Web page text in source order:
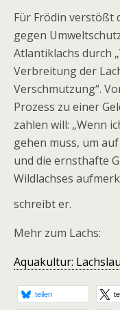
Für Frödin verstößt
gegen
Atlantiklachs durch
Verbreitung der
Verschmutzung“.
Prozess zu einer
zahlen will: „Wenn
gehen muss, um
und die ernsthafte
Wildlachses
schreibt er.
Mehr zum Lachs:
Aquakultur:
teilen